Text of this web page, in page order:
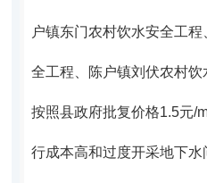
户镇东门农村饮水安全工
全工程、陈户镇刘伏农村
按照县政府批复价格1.5元/
行成本高和过度开采地下